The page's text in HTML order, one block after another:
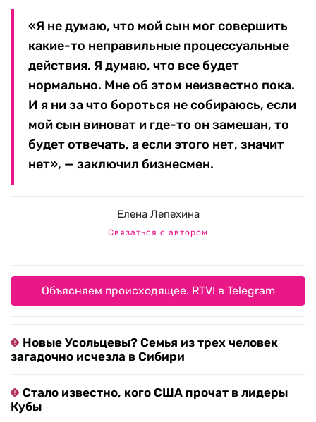
«Я не думаю, что мой сын мог совершить
какие-то неправильные процессуальные
действия. Я думаю, что все будет
нормально. Мне об этом неизвестно пока.
И я ни за что бороться не собираюсь, если
мой сын виноват и где-то он замешан, то
будет отвечать, а если этого нет, значит
нет», — заключил бизнесмен.
Елена Лепехина
Связаться с автором
Объясняем происходящее. RTVI в Telegram
Новые Усольцевы? Семья из трех человек
загадочно исчезла в Сибири
Стало известно, кого США прочат в лидеры
Кубы